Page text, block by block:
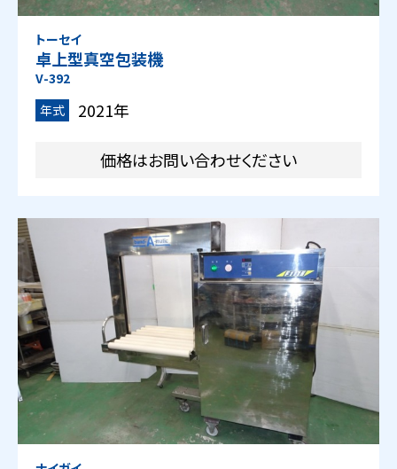
トーセイ
卓上型真空包装機
V-392
年式
2021年
価格はお問い合わせください